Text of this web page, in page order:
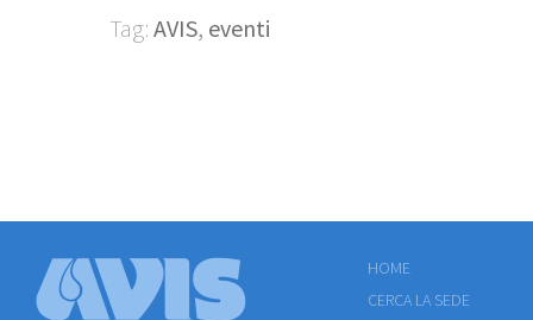
Tag: AVIS, eventi
HOME
CERCA LA SEDE